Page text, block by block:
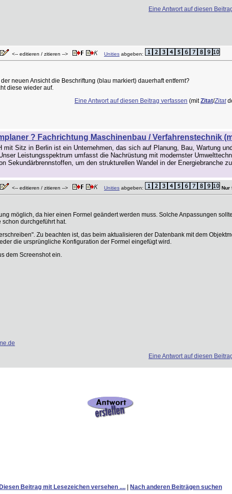
Eine Antwort auf diesen
<-- editieren / zitieren --> Unities abgeben:
neuen Ansicht die Beschriftung (blau markiert) dauerhaft entfernt?
diese wieder auf.
Eine Antwort auf diesen Beitrag verfassen (mitZitat/Zitat
? Fachrichtung Maschinenbau / Verfahrenstechnik
mit Sitz in Berlin ist ein Unternehmen, das sich auf Planung, Bau, Wartung
Leistungsspektrum umfasst die Nachrüstung mit modernster
Sekundärbrennstoffen, um den strukturellen Wandel in der Energiebranche
<-- editieren / zitieren --> Unities abgeben: Nur
möglich, da hier einen Formel geändert werden muss. Solche Anpassungen
durchgeführt hat.
Zu beachten ist, das beim aktualisieren der Datenbank mit dem
die ursprüngliche Konfiguration der Formel eingefügt wird.
dem Screenshot ein.
Eine Antwort auf diesen
Diesen Beitrag mit Lesezeichen versehen .... Nach anderen Beiträgen suchen